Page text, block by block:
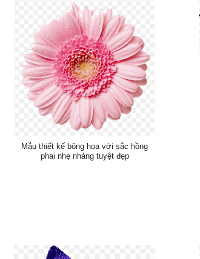
Mẫu thiết kế bông hoa với sắc hồng
phai nhẹ nhàng tuyệt đẹp